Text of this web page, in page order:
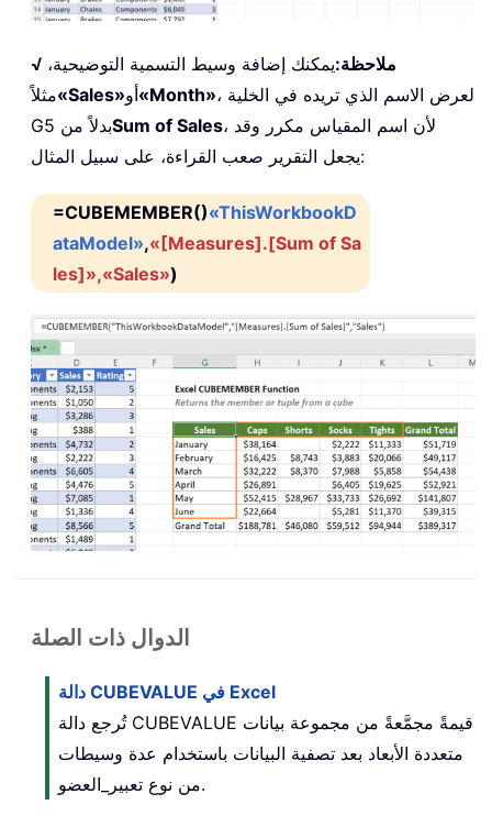
√ ملاحظة:يمكنك إضافة وسيط التسمية التوضيحية،
مثلاً«Sales»أو«Month»، لعرض الاسم الذي تريده في الخلية
G5 بدلاً منSum of Sales، لأن اسم المقياس مكرر وقد
يجعل التقرير صعب القراءة، على سبيل المثال:
=CUBEMEMBER()«ThisWorkbookD
ataModel»,«[Measures].[Sum of Sa
les]»,«Sales»)
الدوال ذات الصلة
دالة CUBEVALUE في Excel
تُرجع دالة CUBEVALUE قيمةً مجمَّعةً من مجموعة بيانات
متعددة الأبعاد بعد تصفية البيانات باستخدام عدة وسيطات
من نوع تعبير_العضو.